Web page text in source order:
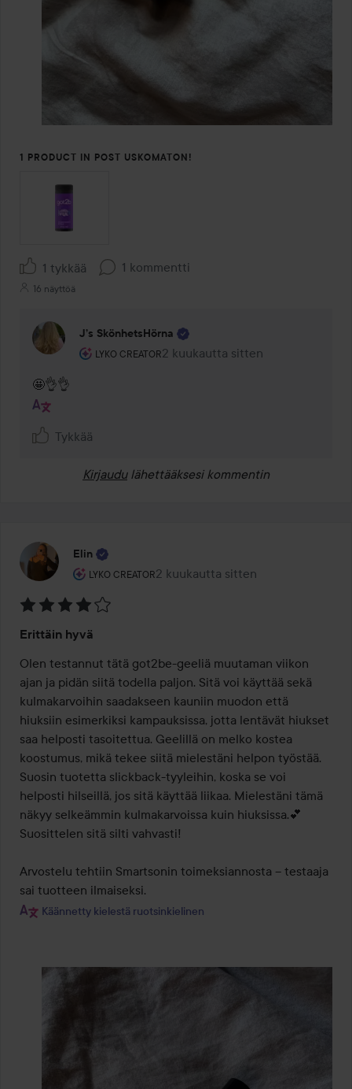
1 PRODUCT IN POST USKOMATON!
1 tykkää 1 kommentti
16 näyttöä
J’s SkönhetsHörna
LYKO CREATOR
Käyttäjän rooli: Lyko Creator.
2 kuukautta sitten
Kommentti lisättiin 2 kuukautta
🤩👌👌
Tykkää
Kirjaudu lähettääksesi kommentin
Elin
LYKO CREATOR
Käyttäjän rooli: Lyko Creator.
2 kuukautta sitten
Viesti luotiin 2 kuukautta sitten
4
/
5
Erittäin hyvä
Olen testannut tätä got2be-geeliä muutaman viikon
ajan ja pidän siitä todella paljon. Sitä voi käyttää sekä
kulmakarvoihin saadakseen kauniin muodon että
hiuksiin esimerkiksi kampauksissa, jotta lentävät hiukset
saa helposti tasoitettua. Geelillä on melko kostea
koostumus, mikä tekee siitä mielestäni helpon työstää.
Suosin tuotetta slickback-tyyleihin, koska se voi
helposti hilseillä, jos sitä käyttää liikaa. Mielestäni tämä
näkyy selkeämmin kulmakarvoissa kuin hiuksissa.💕
Suosittelen sitä silti vahvasti!
Arvostelu tehtiin Smartsonin toimeksiannosta – testaaja
sai tuotteen ilmaiseksi.
Käännetty kielestä ruotsinkielinen